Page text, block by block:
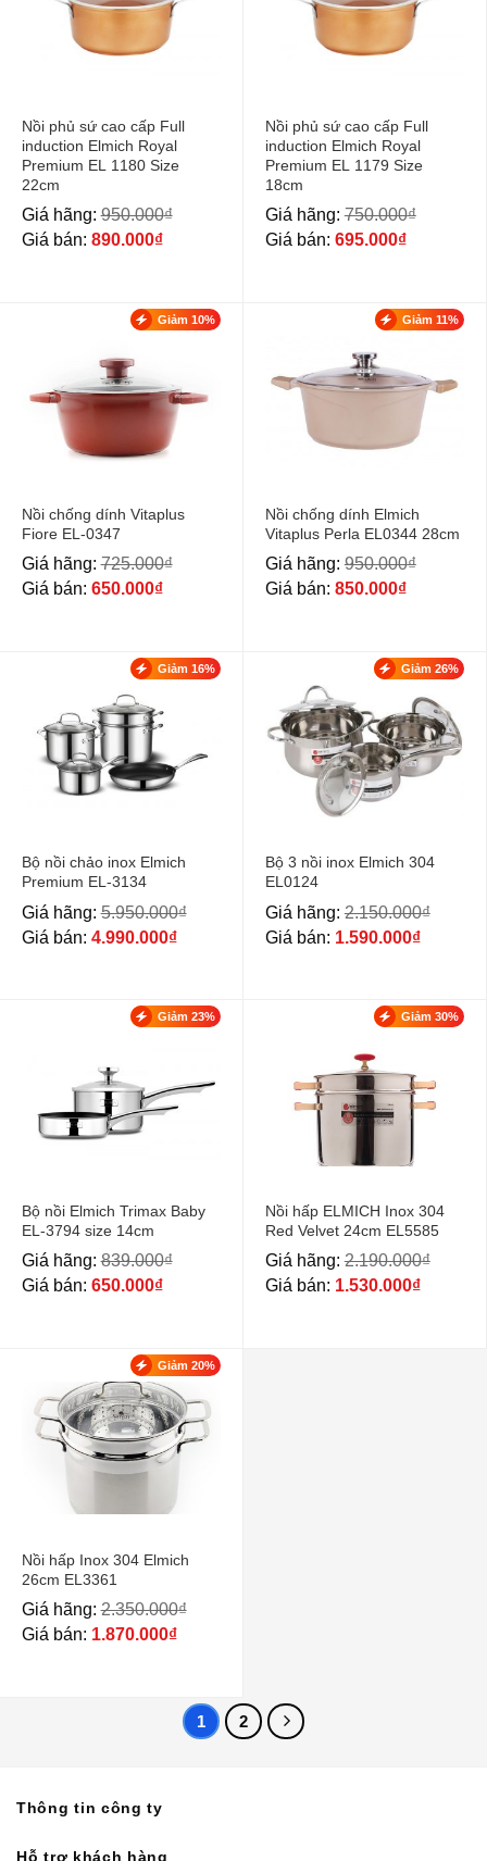
Nồi phủ sứ cao cấp Full
induction Elmich Royal
Premium EL 1180 Size
22cm
Giá hãng:950.000₫
Giá bán: 890.000₫
Nồi phủ sứ cao cấp Full
induction Elmich Royal
Premium EL 1179 Size
18cm
Giá hãng:750.000₫
Giá bán: 695.000₫
Giảm 10%
Nồi chống dính Vitaplus
Fiore EL-0347
Giá hãng:725.000₫
Giá bán: 650.000₫
Giảm 11%
Nồi chống dính Elmich
Vitaplus Perla EL0344 28cm
Giá hãng:950.000₫
Giá bán: 850.000₫
Giảm 16%
Bộ nồi chảo inox Elmich
Premium EL-3134
Giá hãng:5.950.000₫
Giá bán: 4.990.000₫
Giảm 26%
Bộ 3 nồi inox Elmich 304
EL0124
Giá hãng:2.150.000₫
Giá bán: 1.590.000₫
Giảm 23%
Bộ nồi Elmich Trimax Baby
EL-3794 size 14cm
Giá hãng:839.000₫
Giá bán: 650.000₫
Giảm 30%
Nồi hấp ELMICH Inox 304
Red Velvet 24cm EL5585
Giá hãng:2.190.000₫
Giá bán: 1.530.000₫
Giảm 20%
Nồi hấp Inox 304 Elmich
26cm EL3361
Giá hãng:2.350.000₫
Giá bán: 1.870.000₫
1 2
Thông tin công ty
Hỗ trợ khách hàng